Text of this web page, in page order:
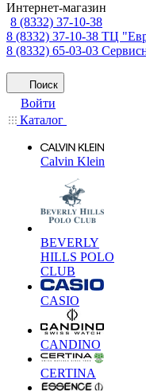
Интернет-магазин
8 (8332) 37-10-38
8 (8332) 37-10-38 ТЦ
8 (8332) 65-03-03
Поиск
Войти
Каталог
Calvin Klein
BEVERLY
HILLS POLO
CLUB
CASIO
CANDINO
CERTINA